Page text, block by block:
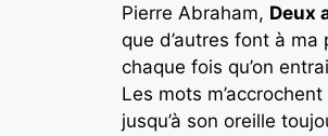
Pierre Abraham, Deux
que d’autres font à
chaque fois qu’on
Les mots
jusqu’à son oreille